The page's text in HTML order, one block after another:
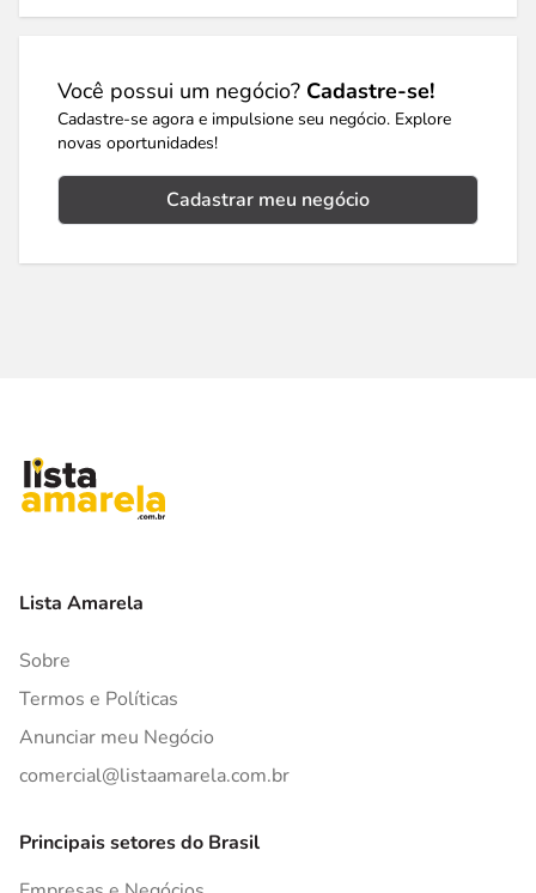
Você possui um negócio? Cadastre-se!
Cadastre-se agora e impulsione seu negócio. Explore
novas oportunidades!
Cadastrar meu negócio
Lista Amarela
Sobre
Termos e Políticas
Anunciar meu Negócio
comercial@listaamarela.com.br
Principais setores do Brasil